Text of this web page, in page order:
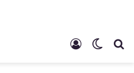
Connexion